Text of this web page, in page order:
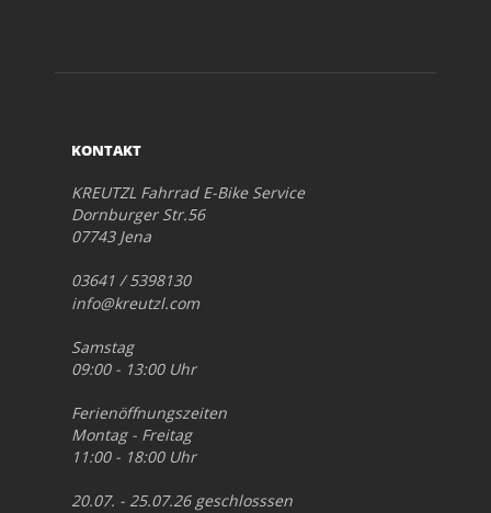
KONTAKT
KREUTZL Fahrrad E-Bike Service
Dornburger Str.56
07743 Jena
03641 / 5398130
info@kreutzl.com
Samstag
09:00 - 13:00 Uhr
Ferienöffnungszeiten
Montag - Freitag
11:00 - 18:00 Uhr
20.07. - 25.07.26 geschlosssen